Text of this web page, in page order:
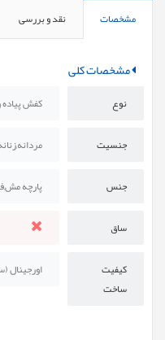
مشخصات نقد و بررسی
مشخصات کلی
نوع کفش
جنسیت
جنس پارچه
ساق
کیفیت
ساخت
اورجینال